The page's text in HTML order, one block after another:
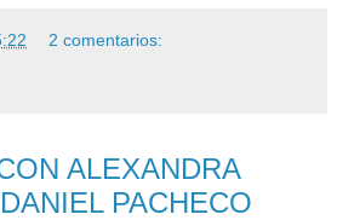
2 comentarios:
ALEXANDRA
PACHECO